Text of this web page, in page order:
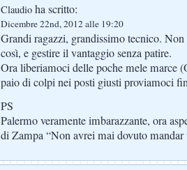
Claudio ha scritto:
Dicembre 22nd, 2012 alle 19:20
Grandi ragazzi, grandissimo tecnico. Non
così, e gestire il vantaggio senza patire.
Ora liberiamoci delle poche mele marce
paio di colpi nei posti giusti proviamoci
PS
Palermo veramente imbarazzante, ora
di Zampa “Non avrei mai dovuto